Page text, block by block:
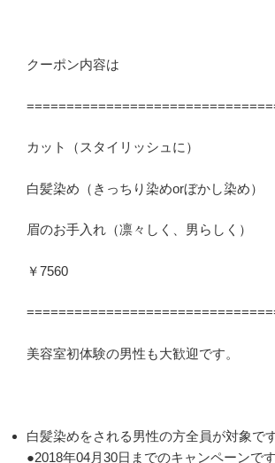
クーポン内容は
カット（スタイリッシュに）
白髪染め（きっちり染めorぼかし染め）
眉のお手入れ（凛々しく、男らしく）
￥7560
美容室初体験の男性も大歓迎です。
白髪染めをされる男性の方全員が対象で
●2018年04月30日までのキャンペーンです